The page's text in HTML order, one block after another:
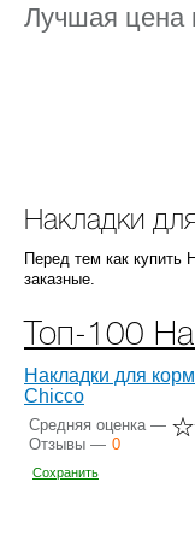
Лучшая цена
Накладки
Перед тем как купить
заказные.
Топ-100
Накладки для
Chicco
Средняя оценка —
Отзывы — 0
Сохранить